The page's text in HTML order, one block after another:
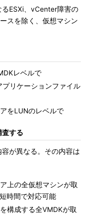
るESXi、vCenter障害の
スを除く、仮想マシン
レベルで
リケーションファイル
をLUNのレベルで
する
が異なる。その内容は
上の全仮想マシンが取
時間で対応可能
構成する全VMDKが取